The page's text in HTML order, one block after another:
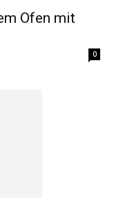
Ofen mit
0